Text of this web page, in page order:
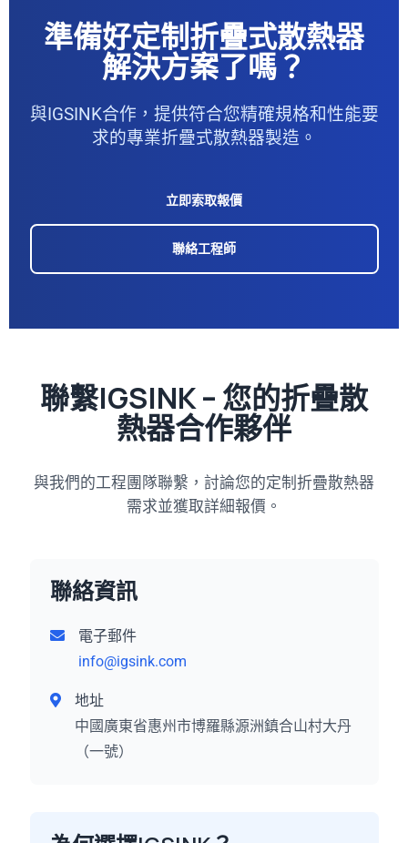
準備好定制折疊式散熱器
解決方案了嗎？
與IGSINK合作，提供符合您精確規格和性能要
求的專業折疊式散熱器製造。
立即索取報價
聯絡工程師
聯繫IGSINK – 您的折疊散
熱器合作夥伴
與我們的工程團隊聯繫，討論您的定制折疊散熱器
需求並獲取詳細報價。
聯絡資訊
電子郵件
info@igsink.com
地址
中國廣東省惠州市博羅縣源洲鎮合山村大丹
（一號）